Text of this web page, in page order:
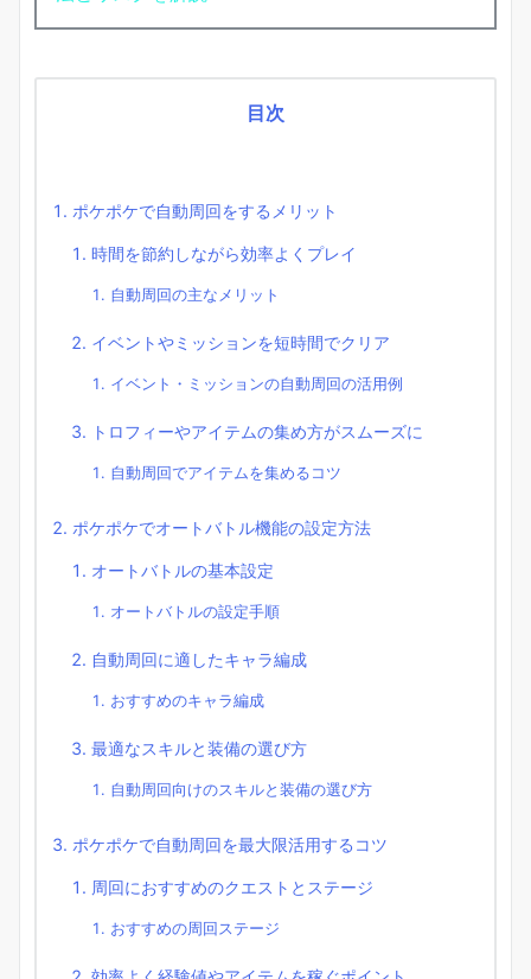
目次
ポケポケで自動周回をするメリット
時間を節約しながら効率よくプレイ
自動周回の主なメリット
イベントやミッションを短時間でクリア
イベント・ミッションの自動周回の活用例
トロフィーやアイテムの集め方がスムーズに
自動周回でアイテムを集めるコツ
ポケポケでオートバトル機能の設定方法
オートバトルの基本設定
オートバトルの設定手順
自動周回に適したキャラ編成
おすすめのキャラ編成
最適なスキルと装備の選び方
自動周回向けのスキルと装備の選び方
ポケポケで自動周回を最大限活用するコツ
周回におすすめのクエストとステージ
おすすめの周回ステージ